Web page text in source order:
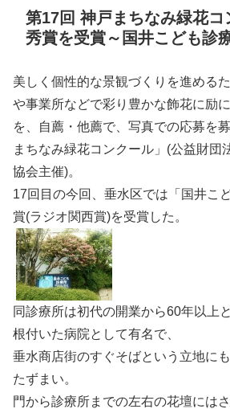
第17回 神戸まちなみ緑花コ
秀賞を受賞～国井こども診
美しく個性的な景観づくりを進める
や事業所などで彩り豊かな飾花に励
を、自薦・他薦で、写真での応募を
まちなみ緑花コンクール」(公益財団
協会主催)。
17回目の今回、垂水区では「国井こ
賞(ラジオ関西賞)を受賞した。
同診療所は初代の開業から60年以上
根付いた病院として有名で、
垂水商店街のすぐそばという立地に
たずまい。
門から診療所までの左右の花壇には